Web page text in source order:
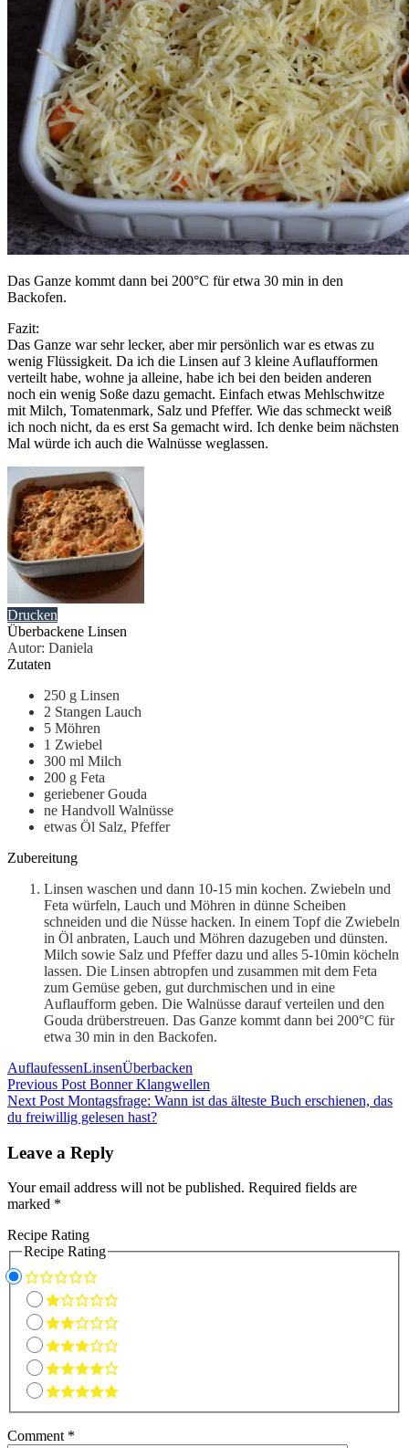
Das Ganze kommt dann bei 200°C für etwa 30 min in den
Backofen.
Fazit:
Das Ganze war sehr lecker, aber mir persönlich war es etwas zu
wenig Flüssigkeit. Da ich die Linsen auf 3 kleine Auflaufformen
verteilt habe, wohne ja alleine, habe ich bei den beiden anderen
noch ein wenig Soße dazu gemacht. Einfach etwas Mehlschwitze
mit Milch, Tomatenmark, Salz und Pfeffer. Wie das schmeckt weiß
ich noch nicht, da es erst Sa gemacht wird. Ich denke beim nächsten
Mal würde ich auch die Walnüsse weglassen.
Drucken
Überbackene Linsen
Autor: Daniela
Zutaten
250 g Linsen
2 Stangen Lauch
5 Möhren
1 Zwiebel
300 ml Milch
200 g Feta
geriebener Gouda
ne Handvoll Walnüsse
etwas Öl Salz, Pfeffer
Zubereitung
Linsen waschen und dann 10-15 min kochen. Zwiebeln und
Feta würfeln, Lauch und Möhren in dünne Scheiben
schneiden und die Nüsse hacken. In einem Topf die Zwiebeln
in Öl anbraten, Lauch und Möhren dazugeben und dünsten.
Milch sowie Salz und Pfeffer dazu und alles 5-10min köcheln
lassen. Die Linsen abtropfen und zusammen mit dem Feta
zum Gemüse geben, gut durchmischen und in eine
Auflaufform geben. Die Walnüsse darauf verteilen und den
Gouda drüberstreuen. Das Ganze kommt dann bei 200°C für
etwa 30 min in den Backofen.
AuflaufessenLinsenÜberbacken
Post
navigation
Previous Post Bonner Klangwellen
Next Post Montagsfrage: Wann ist das älteste Buch erschienen, das
du freiwillig gelesen hast?
Leave a Reply
Your email address will not be published. Required fields are
marked *
Recipe Rating
Recipe Rating
Comment *